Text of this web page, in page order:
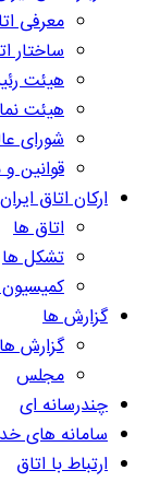
معرفی
ساختار
هیئت
هیئت
شورای
قوانین
ارکان اتاق ایران
اتاق ها
تشکل ها
گزارش ها
گزارش ها
مجلس
چندرسانه ای
سامانه های
ارتباط با اتاق